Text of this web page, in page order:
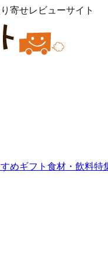
寄せレビューサイト
めギフト 食材・飲料特